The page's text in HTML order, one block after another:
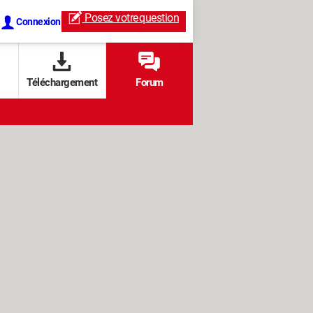
Connexion Posez votrequestion
Téléchargement Forum